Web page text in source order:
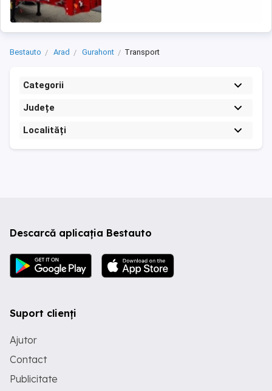
Bestauto Arad Gurahont Transport
Categorii
Județe
Localități
Descarcă aplicația Bestauto
Suport clienți
Ajutor
Contact
Publicitate